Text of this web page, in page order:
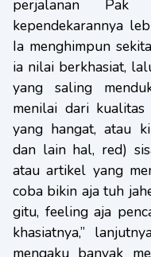
perjalanan Pak
kependekarannya
Ia menghimpun
ia nilai berkhasiat,
yang saling
menilai dari
yang hangat, atau
dan lain hal, red)
atau artikel yang
coba bikin aja tuh
gitu, feeling aja
khasiatnya,”